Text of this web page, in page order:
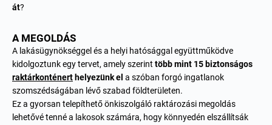
át?
A MEGOLDÁS
A lakásügynökséggel és a helyi hatósággal együttműködve
kidolgoztunk egy tervet, amely szerint több mint 15 biztonságos
raktárkonténert helyezünk el a szóban forgó ingatlanok
szomszédságában lévő szabad földterületen.
Ez a gyorsan telepíthető önkiszolgáló raktározási megoldás
lehetővé tenné a lakosok számára, hogy könnyedén elszállítsák